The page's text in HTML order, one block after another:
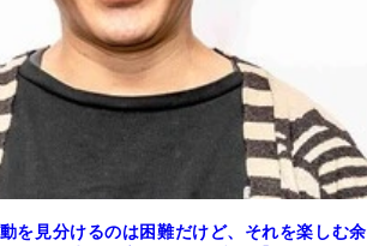
を見分けるのは困難だけど、それを楽しむ余